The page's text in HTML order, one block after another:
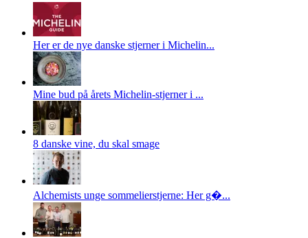
Her er de nye danske stjerner i Michelin...
Mine bud på årets Michelin-stjerner i ...
8 danske vine, du skal smage
Alchemists unge sommelierstjerne: Her g�...